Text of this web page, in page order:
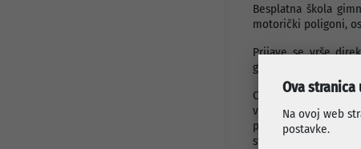
Besplatna škola
motorički poligoni,
Prijave se vrše
gimnastiku, te boca
Cilj projekta je
velikog značaja
pripreme i usvoje
struktura kretanja,
Ova
Na ovoj web
postavke.